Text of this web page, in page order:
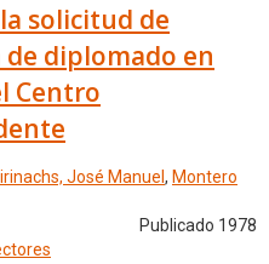
solicitud de
diplomado en
Centro
José Manuel , Montero
Publicado 1978